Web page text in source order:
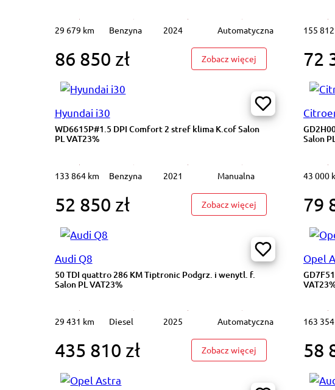
29 679 km Benzyna 2024 Automatyczna
86 850 zł Zobacz więcej: GD3N081#1.0
155
72
Hyundai i30
WD6615P#1.5 DPI Comfort 2 stref klima K.cof Salon
PL VAT23%
133 864 km Benzyna 2021 Manualna
52 850 zł Zobacz więcej: WD6615P#1.5 DPI
Salon
43 000
79
Audi Q8
50 TDI quattro 286 KM Tiptronic Podgrz. i wenytl. f.
Salon PL VAT23%
29 431 km Diesel 2025 Automatyczna
435 810 zł Zobacz więcej: 50 TDI quattro 286
Opel
163
58